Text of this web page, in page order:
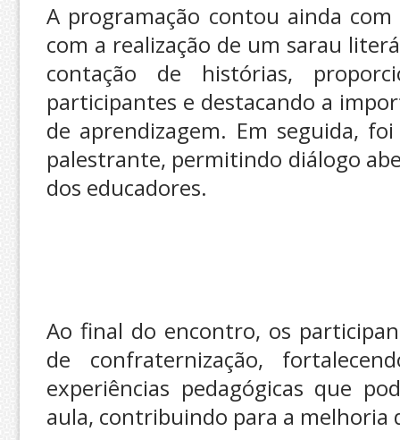
A programação contou ainda
com a realização de um sarau
contação de histórias,
participantes e destacando a
de aprendizagem. Em seguida,
palestrante, permitindo diálogo
dos educadores.
Ao final do encontro, os
de confraternização,
experiências pedagógicas que
aula, contribuindo para a